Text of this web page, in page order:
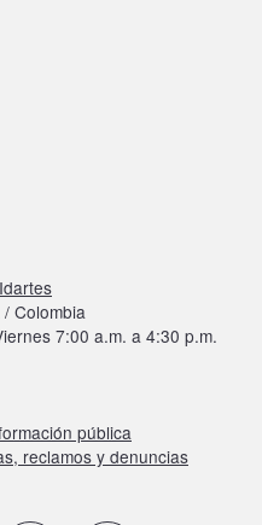
Colombia
7:00 a.m. a 4:30 p.m.
pública
reclamos y denuncias